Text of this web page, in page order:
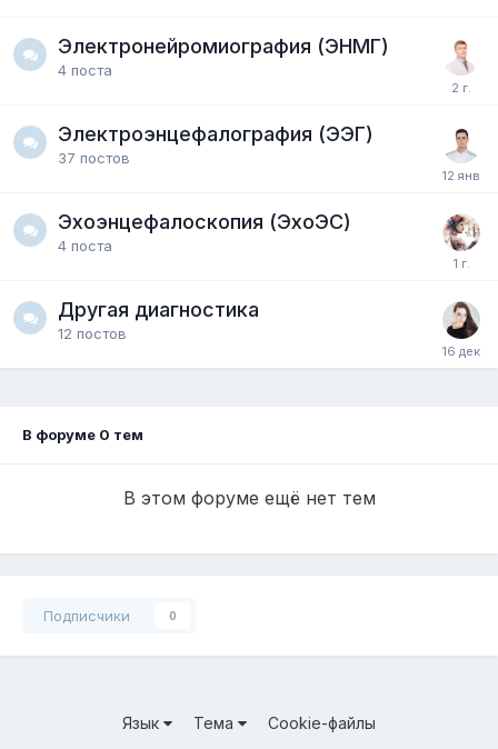
Электронейромиография (ЭНМГ)
4 поста
Электроэнцефалография (ЭЭГ)
37 постов
Эхоэнцефалоскопия (ЭхоЭС)
4 поста
Другая диагностика
12 постов
В форуме 0 тем
В этом форуме ещё нет тем
Подписчики 0
Язык Тема Cookie-файлы